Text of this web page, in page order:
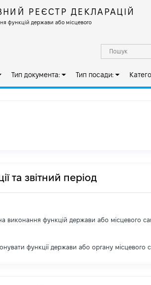
РЕЄСТР ДЕКЛАРАЦІЙ
функцій держави або місцевого
Тип документа: Тип посади:
та звітний період
виконання функцій держави або місцевого
функції держави або органу місцевого